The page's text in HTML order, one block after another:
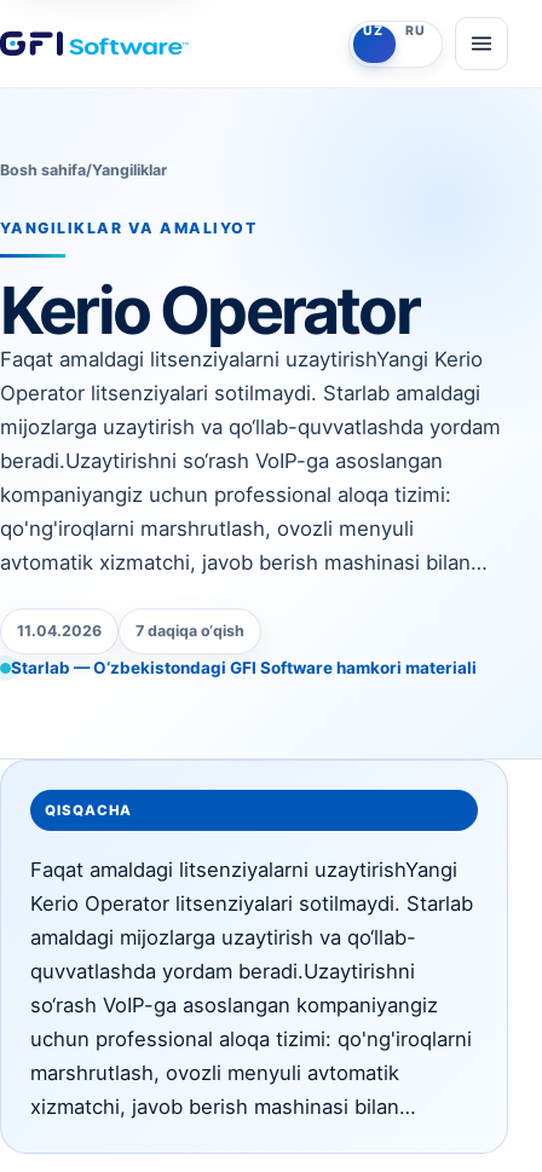
UZO‘zbekcha
RU Ruscha
Bosh sahifa/Yangiliklar
YANGILIKLAR VA AMALIYOT
Kerio Operator
Faqat amaldagi litsenziyalarni uzaytirishYangi Kerio
Operator litsenziyalari sotilmaydi. Starlab amaldagi
mijozlarga uzaytirish va qo‘llab-quvvatlashda yordam
beradi.Uzaytirishni so‘rash VoIP-ga asoslangan
kompaniyangiz uchun professional aloqa tizimi:
qo'ng'iroqlarni marshrutlash, ovozli menyuli
avtomatik xizmatchi, javob berish mashinasi bilan…
11.04.2026 7 daqiqa o‘qish
Starlab — O‘zbekistondagi GFI Software hamkori materiali
QISQACHA
Faqat amaldagi litsenziyalarni uzaytirishYangi
Kerio Operator litsenziyalari sotilmaydi. Starlab
amaldagi mijozlarga uzaytirish va qo‘llab-
quvvatlashda yordam beradi.Uzaytirishni
so‘rash VoIP-ga asoslangan kompaniyangiz
uchun professional aloqa tizimi: qo'ng'iroqlarni
marshrutlash, ovozli menyuli avtomatik
xizmatchi, javob berish mashinasi bilan…